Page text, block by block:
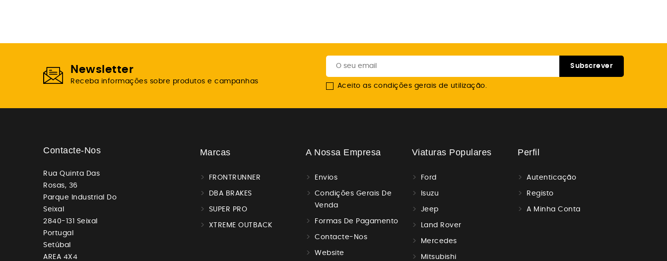
Newsletter
Receba informações sobre produtos e campanhas
Aceito as condições gerais de utilização.
Contacte-Nos
Rua Quinta Das
Rosas, 36
Parque Industrial Do
Seixal
2840-131 Seixal
Portugal
Setúbal
AREA 4X4
Marcas
FRONTRUNNER
DBA BRAKES
SUPER PRO
XTREME OUTBACK
A Nossa Empresa
Envios
Condições Gerais De
Venda
Formas De Pagamento
Contacte-Nos
Website
Viaturas Populares
Ford
Isuzu
Jeep
Land Rover
Mercedes
Mitsubishi
Perfil
Autenticação
Registo
A Minha Conta